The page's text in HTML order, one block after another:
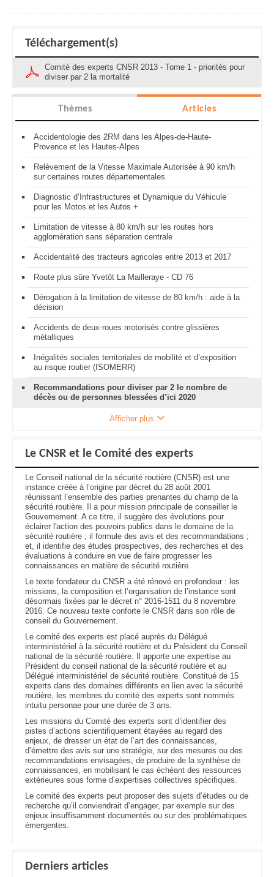
Téléchargement(s)
Comité des experts CNSR 2013 - Tome 1 - priorités pour
diviser par 2 la mortalité
Thèmes Articles
Accidentologie des 2RM dans les Alpes-de-Haute-
Provence et les Hautes-Alpes
Relèvement de la Vitesse Maximale Autorisée à 90 km/h
sur certaines routes départementales
Diagnostic d’Infrastructures et Dynamique du Véhicule
pour les Motos et les Autos +
Limitation de vitesse à 80 km/h sur les routes hors
agglomération sans séparation centrale
Accidentalité des tracteurs agricoles entre 2013 et 2017
Route plus sûre Yvetôt La Mailleraye - CD 76
Dérogation à la limitation de vitesse de 80 km/h : aide à la
décision
Accidents de deux-roues motorisés contre glissières
métalliques
Inégalités sociales territoriales de mobilité et d’exposition
au risque routier (ISOMERR)
Recommandations pour diviser par 2 le nombre de
décès ou de personnes blessées d’ici 2020
Afficher plus
Le CNSR et le Comité des experts
Le Conseil national de la sécurité routière (CNSR) est une
instance créée à l’origine par décret du 28 août 2001
réunissant l’ensemble des parties prenantes du champ de la
sécurité routière. Il a pour mission principale de conseiller le
Gouvernement. A ce titre, il suggère des évolutions pour
éclairer l'action des pouvoirs publics dans le domaine de la
sécurité routière ; il formule des avis et des recommandations ;
et, il identifie des études prospectives, des recherches et des
évaluations à conduire en vue de faire progresser les
connaissances en matière de sécurité routière.
Le texte fondateur du CNSR a été rénové en profondeur : les
missions, la composition et l’organisation de l’instance sont
désormais fixées par le décret n° 2016-1511 du 8 novembre
2016. Ce nouveau texte conforte le CNSR dans son rôle de
conseil du Gouvernement.
Le comité des experts est placé auprès du Délégué
interministériel à la sécurité routière et du Président du Conseil
national de la sécurité routière. Il apporte une expertise au
Président du conseil national de la sécurité routière et au
Délégué interministériel de sécurité routière. Constitué de 15
experts dans des domaines différents en lien avec la sécurité
routière, les membres du comité des experts sont nommés
intuitu personae pour une durée de 3 ans.
Les missions du Comité des experts sont d’identifier des
pistes d’actions scientifiquement étayées au regard des
enjeux, de dresser un état de l’art des connaissances,
d’émettre des avis sur une stratégie, sur des mesures ou des
recommandations envisagées, de produire de la synthèse de
connaissances, en mobilisant le cas échéant des ressources
extérieures sous forme d’expertises collectives spécifiques.
Le comité des experts peut proposer des sujets d’études ou de
recherche qu’il conviendrait d’engager, par exemple sur des
enjeux insuffisamment documentés ou sur des problématiques
émergentes.
Derniers articles